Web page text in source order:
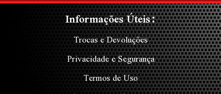
Informações Úteis:
Trocas e Devoluções
Privacidade e Segurança
Termos de Uso